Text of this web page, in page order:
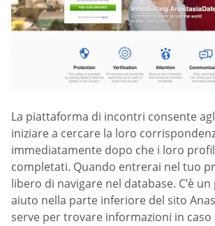
La piattaforma di incontri consente
iniziare a cercare la loro
immediatamente dopo che i loro
completati. Quando entrerai nel tuo
libero di navigare nel database. C’è
aiuto nella parte inferiore del sito
serve per trovare informazioni in